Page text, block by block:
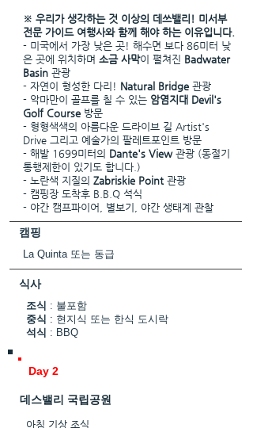
※ 우리가 생각하는 것 이상의 데쓰밸리! 미서부
전문 가이드 여행사와 함께 해야 하는 이유입니다.
- 미국에서 가장 낮은 곳! 해수면 보다 86미터 낮
은 곳에 위치하며 소금 사막이 펼쳐진 Badwater
Basin 관광
- 자연이 형성한 다리! Natural Bridge 관광
- 악마만이 골프를 칠 수 있는 암염지대 Devil's
Golf Course 방문
- 형형색색의 아름다운 드라이브 길 Artist's
Drive 그리고 예술가의 팔레트포인트 방문
- 해발 1699미터의 Dante's View관광 (동절기
통행제한이 있기도 합니다.)
- 노란색 지질의 Zabriskie Point 관광
- 캠핑장 도착후 B.B.Q 석식
- 야간 캠프파이어, 별보기, 야간 생태계 관찰
캠핑
La Quinta 또는 동급
식사
조식 : 불포함
중식 : 현지식 또는 한식 도시락
석식 : BBQ
Day 2
​데스밸리 국립공원
아침 기상 조식